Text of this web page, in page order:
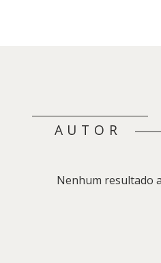
AUTOR
Nenhum resultado